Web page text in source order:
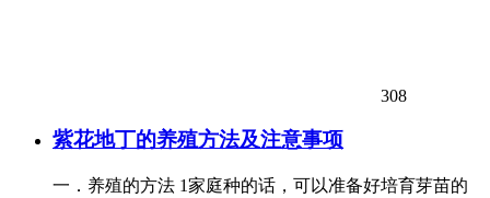
308
紫花地丁的养殖方法及注意事项
一．养殖的方法 1家庭种的话，可以准备好培育芽苗的